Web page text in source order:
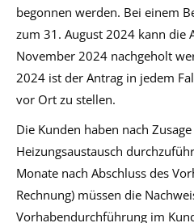
begonnen werden. Bei einem
zum 31. August 2024 kann die
November 2024 nachgeholt
2024 ist der Antrag in jedem
vor Ort zu stellen.
Die Kunden haben nach
Heizungsaustausch
Monate nach Abschluss des
Rechnung) müssen die
Vorhabendurchführung im